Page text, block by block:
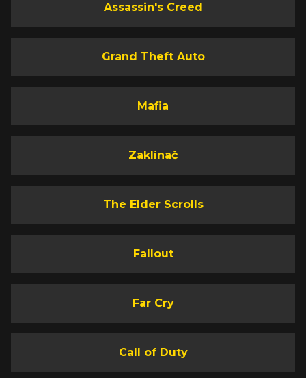
Assassin's Creed
Grand Theft Auto
Mafia
Zaklínač
The Elder Scrolls
Fallout
Far Cry
Call of Duty